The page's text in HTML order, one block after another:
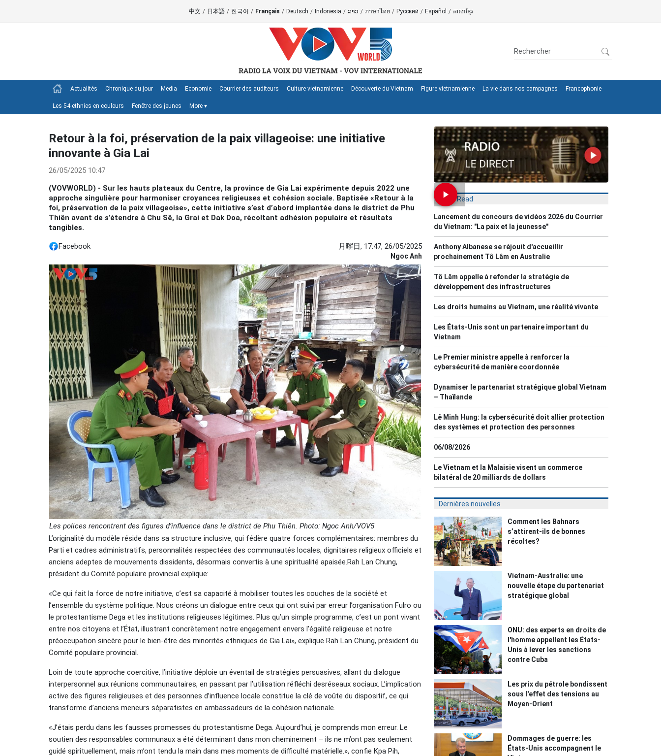
中文 / 日本語 / 한국어 / Français / Deutsch / Indonesia / ລາວ / ภาษาไทย / Русский / Español / ភាសាខ្មែរ
Actualités Chronique du jour Media Economie Courrier des auditeurs Culture vietnamienne Découverte du Vietnam Figure vietnamienne La vie dans nos campagnes Francophonie
Les 54 ethnies en couleurs Fenêtre des jeunes More ▾
Retour à la foi, préservation de la paix villageoise: une initiative
innovante à Gia Lai
26/05/2025 10:47
(VOVWORLD) - Sur les hauts plateaux du Centre, la province de Gia Lai expérimente depuis 2022 une
approche singulière pour harmoniser croyances religieuses et cohésion sociale. Baptisée «Retour à la
foi, préservation de la paix villageoise», cette initiative s’est d’abord implantée dans le district de Phu
Thiên avant de s’étendre à Chu Sê, Ia Grai et Dak Doa, récoltant adhésion populaire et résultats
tangibles.
Facebook 月曜日, 17:47, 26/05/2025
Ngoc Anh
Les polices rencontrent des figures d’influence dans le district de Phu Thiên. Photo: Ngoc Anh/VOV5
L’originalité du modèle réside dans sa structure inclusive, qui fédère quatre forces complémentaires: membres du
Parti et cadres administratifs, personnalités respectées des communautés locales, dignitaires religieux officiels et
anciens adeptes de mouvements dissidents, désormais convertis à une spiritualité apaisée.Rah Lan Chung,
président du Comité populaire provincial explique:
«Ce qui fait la force de notre initiative, c’est sa capacité à mobiliser toutes les couches de la société et
l’ensemble du système politique. Nous créons un dialogue entre ceux qui ont suivi par erreur l’organisation Fulro ou
le protestantisme Dega et les institutions religieuses légitimes. Plus qu’un simple programme, c’est un pont vivant
entre nos citoyens et l’État, illustrant concrètement notre engagement envers l’égalité religieuse et notre
préoccupation sincère pour le bien-être des minorités ethniques de Gia Lai», explique Rah Lan Chung, président du
Comité populaire provincial.
Loin de toute approche coercitive, l’initiative déploie un éventail de stratégies persuasives, allant du dialogue
interpersonnel aux réunions communautaires, en passant par l’utilisation réfléchi desréseaux sociaux. L’implication
active des figures religieuses et des personnes d’influence locale constitue la clé de voûte du dispositif, ce qui
transforme d’anciens meneurs séparatistes en ambassadeurs de la cohésion nationale.
«J’étais perdu dans les fausses promesses du protestantisme Dega. Aujourd’hui, je comprends mon erreur. Le
soutien des responsables communaux a été déterminant dans mon cheminement – ils ne m’ont pas seulement
guidé spirituellement, mais m’ont tendu la main dans mes moments de difficulté matérielle.», confie Kpa Pih,
Most Read
Lancement du concours de vidéos 2026 du Courrier
du Vietnam: "La paix et la jeunesse"
Anthony Albanese se réjouit d'accueillir
prochainement Tô Lâm en Australie
Tô Lâm appelle à refonder la stratégie de
développement des infrastructures
Les droits humains au Vietnam, une réalité vivante
Les États-Unis sont un partenaire important du
Vietnam
Le Premier ministre appelle à renforcer la
cybersécurité de manière coordonnée
Dynamiser le partenariat stratégique global Vietnam
– Thaïlande
Lê Minh Hung: la cybersécurité doit allier protection
des systèmes et protection des personnes
06/08/2026
Le Vietnam et la Malaisie visent un commerce
bilatéral de 20 milliards de dollars
Dernières nouvelles
Comment les Bahnars
s’attirent-ils de bonnes
récoltes?
Vietnam-Australie: une
nouvelle étape du partenariat
stratégique global
ONU: des experts en droits de
l'homme appellent les États-
Unis à lever les sanctions
contre Cuba
Les prix du pétrole bondissent
sous l'effet des tensions au
Moyen-Orient
Dommages de guerre: les
États-Unis accompagnent le